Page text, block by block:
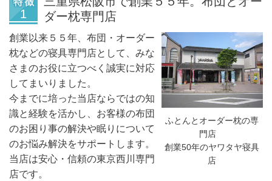
ダー枕専門店
ふとんとオーダー枕の専
門店
創業50年のヤワタヤ寝具
店
創業以来５５年、布団・オーダー
枕などの寝具専門店として、みな
さまのお役に立つべく誠実に対応
してまいりました。
今までに培った当店ならではの知
識と経験を活かし、お客様の布団
のお困り事の解決や眠りについて
のお悩み解決をサポートします。
当店は安心・信頼の東京西川専門
店です。